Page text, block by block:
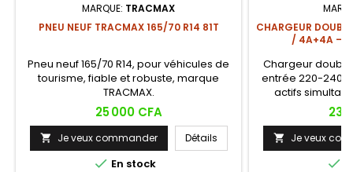
MARQUE: TRACMAX
PNEU NEUF TRACMAX 165/70 R14 81T
Pneu neuf 165/70 R14, pour véhicules de
tourisme, fiable et robuste, marque
TRACMAX.
Prix
25 000 CFA
 Je veux commander Détails
 En stock
CHARGEUR
/ 4A+4A –
Chargeur double
entrée 220-240V
actifs
compatible
Charge deux
parallèle de
une autonomie
Prix
23
 Je veux
